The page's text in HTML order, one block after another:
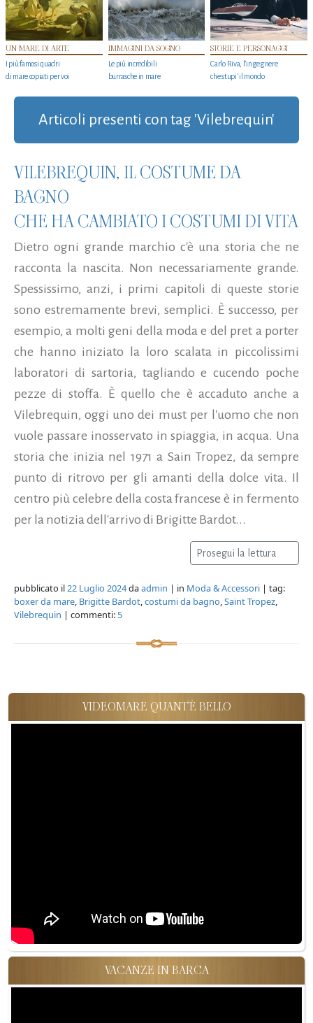
UN MARE DI ARTE
I più famosi quadri
di mare copiati per voi
IMMAGINI DA SOGNO
Le più incredibili
burrasche in mare
STORIE E PERSONAGGI
Carlo Riva, l’ingegnere
che stupi' il mondo
Articoli presenti con tag 'Vilebrequin'
VILEBREQUIN, IL COSTUME DA
BAGNO
CHE HA CAMBIATO I COSTUMI DI VITA
Dietro ogni grande marchio c'è una storia che ne
racconta la nascita. Non necessariamente grande.
Spessissimo, anzi, i primi capitoli di queste storie
sono estremamente brevi, semplici. È successo, per
esempio, a molti geni della moda e del pret a porter
che hanno iniziato la loro scalata in piccolissimi
laboratori di sartoria, tagliando e cucendo poche
pezze di stoffa. È quello che è accaduto anche a
Vilebrequin, oggi uno dei must per l'uomo che non
vuole passare inosservato in spiaggia, in acqua. Una
storia che inizia nel 1971 a Sain Tropez, da sempre
punto di ritrovo per gli amanti della dolce vita. Il
centro più celebre della costa francese è in fermento
per la notizia dell'arrivo di Brigitte Bardot...
Prosegui la lettura
pubblicato il22 Luglio 2024daadmin | in Moda & Accessori | tag:
boxer da mare, Brigitte Bardot,costumi da bagno,Saint Tropez,
Vilebrequin | commenti: 5
VIDEOMARE QUANT'È BELLO
VACANZE IN BARCA